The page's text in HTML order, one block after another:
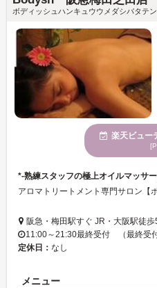
ボディッシュハンキュウウメダシバタテン
楽天ビュー
*-熟練スタッフの極上オイルマッサ
阪急・梅田駅すぐ JR・大阪駅徒歩
11:00～21:30最終受付 （最終受
定休日： なし
メニュー